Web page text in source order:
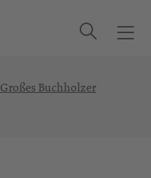
T
Suche
Großes Buchholzer